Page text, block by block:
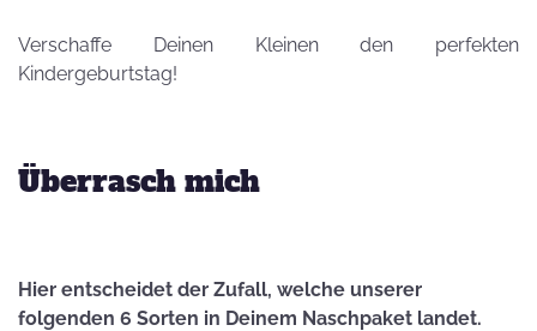
Verschaffe Deinen Kleinen den perfekten
Kindergeburtstag!
Überrasch mich
Hier entscheidet der Zufall, welche unserer
folgenden 6 Sorten in Deinem Naschpaket landet.